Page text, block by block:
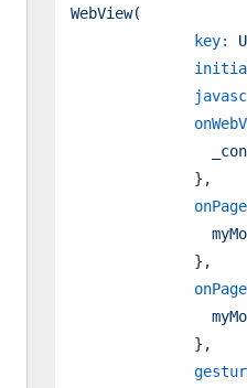
WebView(
key:
              }
,
              }
,
              }
,